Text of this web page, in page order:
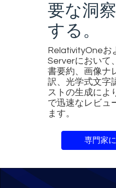
要な洞
する。
RelativityOneお
Serverにおいて
書要約、画像ナ
訳、光学式文字
ストの生成によ
で迅速なレビュ
ます。
専門家